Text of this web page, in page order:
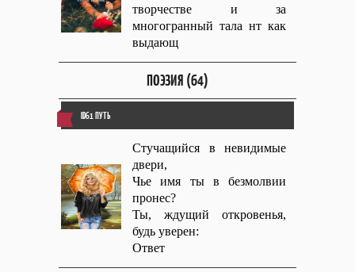
творчестве и за
многогранный тала нт как
выдающ
ПОЭЗИЯ (64)
ID61 ПУТЬ
Стучащийся в невидимые
двери,
Чье имя ты в безмолвии
пронес?
Ты, ждущий откровенья,
будь уверен:
Ответ